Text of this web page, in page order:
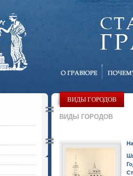
ВИДЫ ГОРОДОВ
ВИДЫ ГОРОДОВ